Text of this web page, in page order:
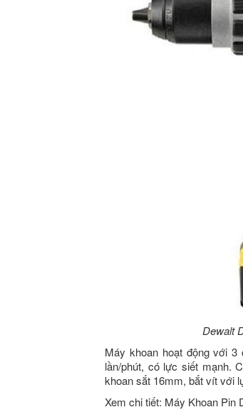
Dewalt
Máy khoan hoạt động với
lần/phút, có lực siết mạnh.
khoan sắt 16mm, bắt vít với
Xem chi tiết: Máy Khoan Pin